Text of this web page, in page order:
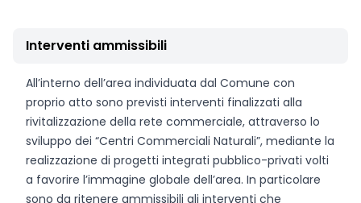
Interventi ammissibili
All’interno dell’area individuata dal Comune con
proprio atto sono previsti interventi finalizzati alla
rivitalizzazione della rete commerciale, attraverso lo
sviluppo dei “Centri Commerciali Naturali”, mediante la
realizzazione di progetti integrati pubblico-privati volti
a favorire l’immagine globale dell’area. In particolare
sono da ritenere ammissibili gli interventi che